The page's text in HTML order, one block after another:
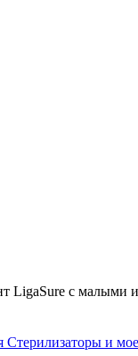
LigaSure с малыми
Стерилизаторы и